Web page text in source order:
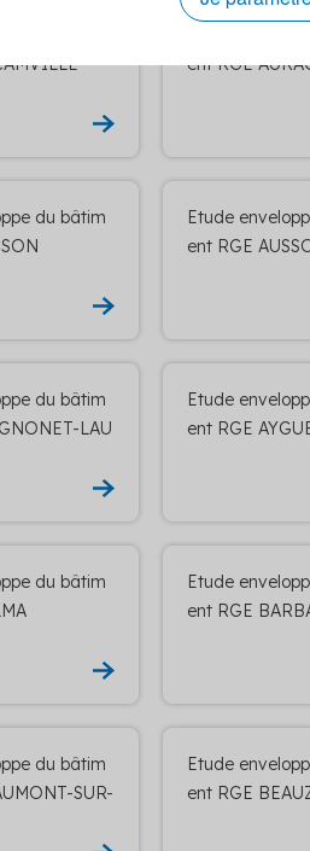
ent RGE
du bâtim
Etude
ent RGE
du bâtim
LAU
Etude
ent RGE
du bâtim
Etude
ent RGE
du bâtim
SUR-
Etude
ent RGE